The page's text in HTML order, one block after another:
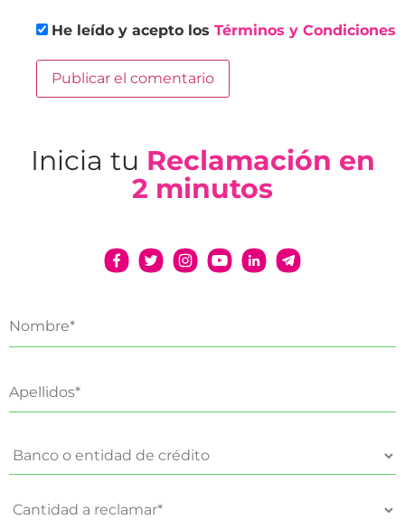
He leído y acepto los Términos y Condiciones
Inicia tu Reclamación en
2 minutos